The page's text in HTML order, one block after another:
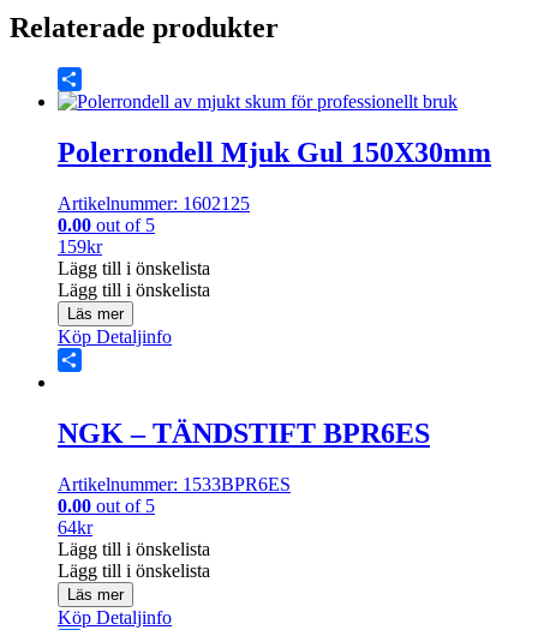
Relaterade produkter
Share
Polerrondell Mjuk Gul 150X30mm
Artikelnummer: 1602125
0.00 out of 5
159kr
Lägg till i önskelista
Lägg till i önskelista
Läs mer
Köp Detaljinfo
NGK – TÄNDSTIFT BPR6ES
Artikelnummer: 1533BPR6ES
0.00 out of 5
64kr
Lägg till i önskelista
Lägg till i önskelista
Läs mer
Köp Detaljinfo